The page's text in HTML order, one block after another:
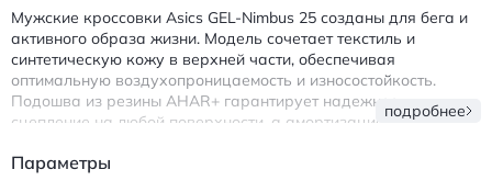
Мужские кроссовки Asics GEL-Nimbus 25 созданы для бега и
активного образа жизни. Модель сочетает текстиль и
синтетическую кожу в верхней части, обеспечивая
оптимальную воздухопроницаемость и износостойкость.
Подошва из резины AHAR+ гарантирует надежное
сцепление на любой поверхности, а амортизационная
беге. Низкий крой обеспечивает свободу движений, а синий
подробнее
Параметры